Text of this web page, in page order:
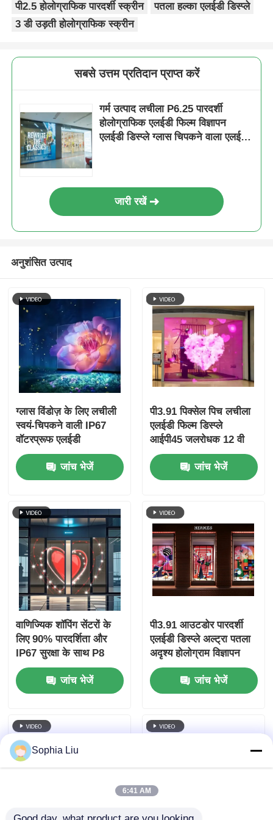
पी2.5 होलोग्राफिक पारदर्शी स्क्रीन
पतला हल्का एलईडी डिस्प्ले
3 डी उड़ती होलोग्राफिक स्क्रीन
सबसे उत्तम प्रतिदान प्राप्त करें
गर्म उत्पाद लचीला P6.25 पारदर्शी
होलोग्राफिक एलईडी फिल्म विज्ञापन
एलईडी डिस्प्ले ग्लास चिपकने वाला एलईडी
जारी रखें
अनुशंसित उत्पाद
ग्लास विंडोज़ के लिए लचीली
स्वयं-चिपकने वाली IP67
वॉटरप्रूफ एलईडी
होलोग्राफिक स्क्रीन
जांच भेजें
पी3.91 पिक्सेल पिच लचीला
एलईडी फिल्म डिस्प्ले
आईपी45 जलरोधक 12 वी
बिजली की आपूर्ति ग्लास विंडो
विज्ञापन के लिए होलोग्राफिक
पारदर्शी स्क्रीन
जांच भेजें
वाणिज्यिक शॉपिंग सेंटरों के
लिए 90% पारदर्शिता और
IP67 सुरक्षा के साथ P8
इंडोर बेंडेबल पारदर्शी एलईडी
फिल्म पैनल जांच भेजें
पी3.91 आउटडोर पारदर्शी
एलईडी डिस्प्ले अल्ट्रा पतला
अदृश्य होलोग्राम विज्ञापन
स्क्रीन उच्च चमक
3000nits आसान माउंट
ग्लास मीडिया दीवार स्क्रीन
जांच भेजें
Sophia Liu
6:41 AM